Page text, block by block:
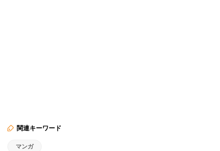
関連キーワード
マンガ